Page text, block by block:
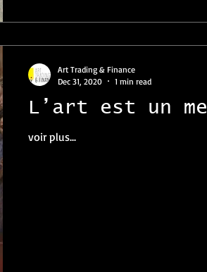
L’art est un
voir plus...
Art Trading & Finance
Dec 31, 2020
1 min read